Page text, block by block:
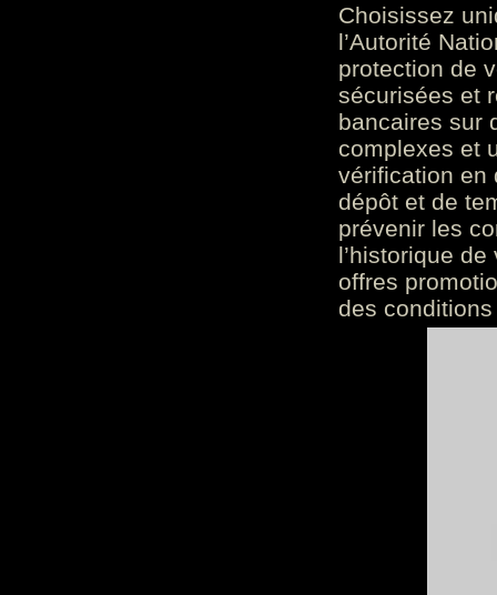
Choisissez
l’Autorité
protection de
sécurisées et
bancaires sur
complexes et
vérification en
dépôt et de
prévenir les
l’historique
offres
des